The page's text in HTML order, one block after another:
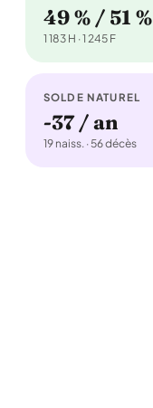
49 % / 51 %
1 183 H · 1 245 F
SOLDE NATUREL
-37 / an
19 naiss. · 56 décès